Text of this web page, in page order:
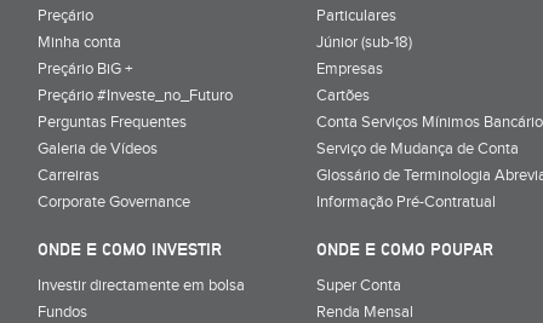
Preçário
Minha conta
Preçário BiG +
Preçário #Investe_no_Futuro
Perguntas Frequentes
Galeria de Vídeos
Carreiras
Corporate Governance
Particulares
Júnior (sub-18)
Empresas
Cartões
Conta Serviços Mínimos
Serviço de Mudança de Conta
Glossário de Terminologia
Informação Pré-Contratual
ONDE E COMO INVESTIR
Investir directamente em bolsa
Fundos
ONDE E COMO POUPAR
Super Conta
Renda Mensal